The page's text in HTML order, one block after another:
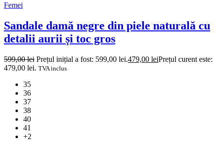
Femei
Sandale damă negre din piele naturală cu
detalii aurii și toc gros
599,00lei Prețul inițial a fost: 599,00 lei.479,00 leiPrețul curent este:
479,00 lei. TVA inclus
35
36
37
38
40
41
+2